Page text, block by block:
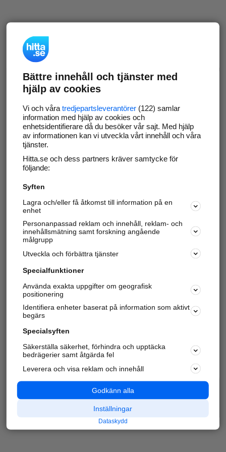
Bättre innehåll och tjänster med
hjälp av cookies
Vi och våra tredjepartsleverantörer(122) samlar
information med hjälp av cookies och
enhetsidentifierare då du besöker vår sajt. Med hjälp
av informationen kan vi utveckla vårt innehåll och våra
tjänster.
Hitta.se och dess partners kräver samtycke för
följande:
Syften
Lagra och/eller få åtkomst till information på en
enhet
Personanpassad reklam och innehåll, reklam- och
innehållsmätning samt forskning angående
målgrupp
Utveckla och förbättra tjänster
Specialfunktioner
Använda exakta uppgifter om geografisk
positionering
Identifiera enheter baserat på information som aktivt
begärs
Specialsyften
Säkerställa säkerhet, förhindra och upptäcka
bedrägerier samt åtgärda fel
Leverera och visa reklam och innehåll
Godkänn alla
Inställningar
Dataskydd